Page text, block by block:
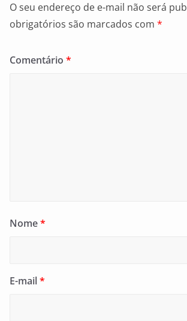
O seu endereço de e-mail não será
obrigatórios são marcados com *
Comentário *
Nome*
E-mail*